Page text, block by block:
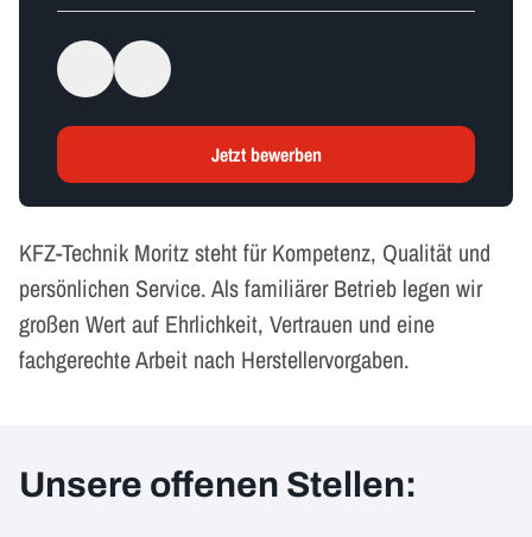
Jetzt bewerben
KFZ-Technik Moritz steht für Kompetenz, Qualität und
persönlichen Service. Als familiärer Betrieb legen wir
großen Wert auf Ehrlichkeit, Vertrauen und eine
fachgerechte Arbeit nach Herstellervorgaben.
Unsere offenen Stellen: